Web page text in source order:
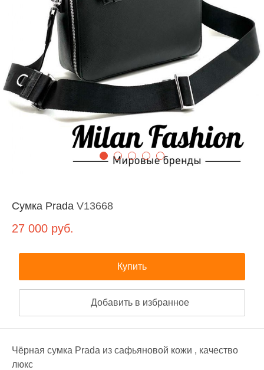
Сумка Prada V13668
27 000 руб.
Купить
Добавить в избранное
Чёрная сумка Prada из сафьяновой кожи , качество
люкс